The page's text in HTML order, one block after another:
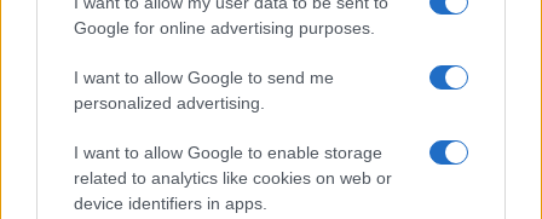
Google for online advertising purposes.
I want to allow Google to send me
personalized advertising.
I want to allow Google to enable storage
related to analytics like cookies on web or
device identifiers in apps.